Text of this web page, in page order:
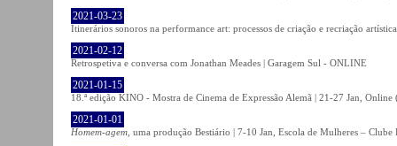
2021-03-23
Itinerários sonoros na performance art: processos de criação e recriação
2021-02-12
Retrospetiva e conversa com Jonathan Meades | Garagem Sul - ONLINE
2021-01-15
18.ª edição KINO - Mostra de Cinema de Expressão Alemã | 21-27 Jan,
2021-01-01
Homem-agem , uma produção Bestiário | 7-10 Jan, Escola de Mulheres – Clube